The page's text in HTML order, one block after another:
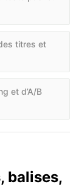
titres et
et d’A/B
balises,